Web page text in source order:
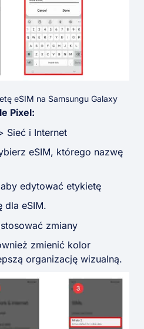
eSIM na Samsungu Galaxy
Pixel:
Sieć i Internet
eSIM, którego nazwę
edytować etykietę
dla eSIM.
zmiany
zmienić kolor
organizację wizualną.